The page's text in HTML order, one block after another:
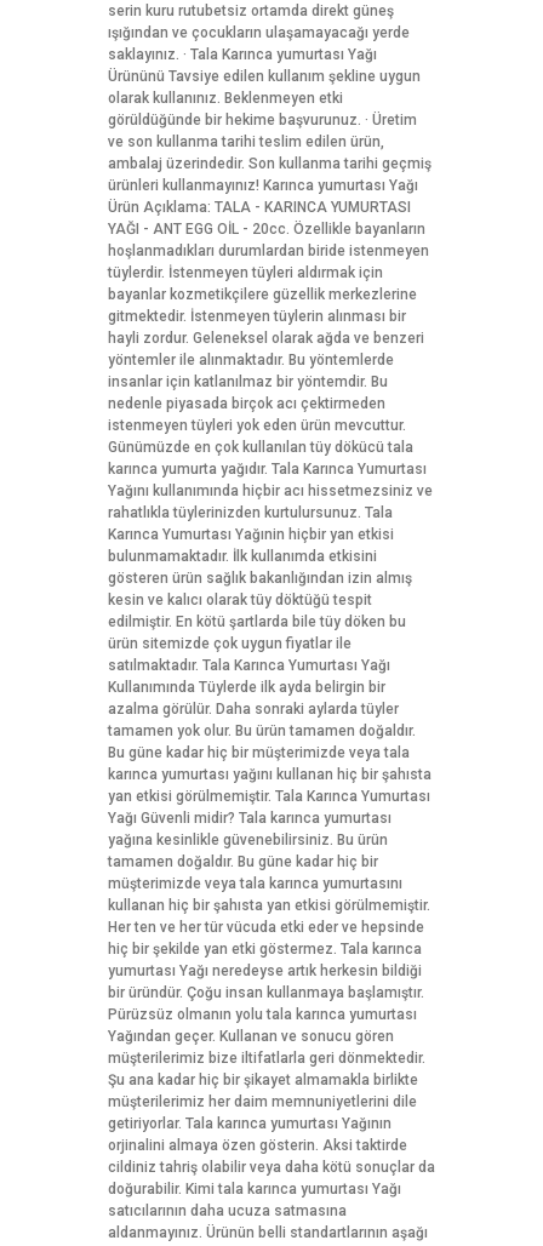
serin kuru rutubetsiz ortamda direkt güneş
ışığından ve çocukların ulaşamayacağı yerde
saklayınız. · Tala Karınca yumurtası Yağı
Ürününü Tavsiye edilen kullanım şekline uygun
olarak kullanınız. Beklenmeyen etki
görüldüğünde bir hekime başvurunuz. · Üretim
ve son kullanma tarihi teslim edilen ürün,
ambalaj üzerindedir. Son kullanma tarihi geçmiş
ürünleri kullanmayınız! Karınca yumurtası Yağı
Ürün Açıklama: TALA - KARINCA YUMURTASI
YAĞI - ANT EGG OİL - 20cc. Özellikle bayanların
hoşlanmadıkları durumlardan biride istenmeyen
tüylerdir. İstenmeyen tüyleri aldırmak için
bayanlar kozmetikçilere güzellik merkezlerine
gitmektedir. İstenmeyen tüylerin alınması bir
hayli zordur. Geleneksel olarak ağda ve benzeri
yöntemler ile alınmaktadır. Bu yöntemlerde
insanlar için katlanılmaz bir yöntemdir. Bu
nedenle piyasada birçok acı çektirmeden
istenmeyen tüyleri yok eden ürün mevcuttur.
Günümüzde en çok kullanılan tüy dökücü tala
karınca yumurta yağıdır. Tala Karınca Yumurtası
Yağını kullanımında hiçbir acı hissetmezsiniz ve
rahatlıkla tüylerinizden kurtulursunuz. Tala
Karınca Yumurtası Yağınin hiçbir yan etkisi
bulunmamaktadır. İlk kullanımda etkisini
gösteren ürün sağlık bakanlığından izin almış
kesin ve kalıcı olarak tüy döktüğü tespit
edilmiştir. En kötü şartlarda bile tüy döken bu
ürün sitemizde çok uygun fiyatlar ile
satılmaktadır. Tala Karınca Yumurtası Yağı
Kullanımında Tüylerde ilk ayda belirgin bir
azalma görülür. Daha sonraki aylarda tüyler
tamamen yok olur. Bu ürün tamamen doğaldır.
Bu güne kadar hiç bir müşterimizde veya tala
karınca yumurtası yağını kullanan hiç bir şahısta
yan etkisi görülmemiştir. Tala Karınca Yumurtası
Yağı Güvenli midir? Tala karınca yumurtası
yağına kesinlikle güvenebilirsiniz. Bu ürün
tamamen doğaldır. Bu güne kadar hiç bir
müşterimizde veya tala karınca yumurtasını
kullanan hiç bir şahısta yan etkisi görülmemiştir.
Her ten ve her tür vücuda etki eder ve hepsinde
hiç bir şekilde yan etki göstermez. Tala karınca
yumurtası Yağı neredeyse artık herkesin bildiği
bir üründür. Çoğu insan kullanmaya başlamıştır.
Pürüzsüz olmanın yolu tala karınca yumurtası
Yağından geçer. Kullanan ve sonucu gören
müşterilerimiz bize iltifatlarla geri dönmektedir.
Şu ana kadar hiç bir şikayet almamakla birlikte
müşterilerimiz her daim memnuniyetlerini dile
getiriyorlar. Tala karınca yumurtası Yağının
orjinalini almaya özen gösterin. Aksi taktirde
cildiniz tahriş olabilir veya daha kötü sonuçlar da
doğurabilir. Kimi tala karınca yumurtası Yağı
satıcılarının daha ucuza satmasına
aldanmayınız. Ürünün belli standartlarının aşağı